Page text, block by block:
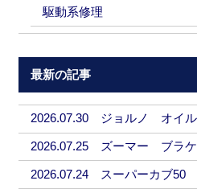
駆動系修理
最新の記事
2026.07.30 ジョルノ オイ
2026.07.25 ズーマー ブラケ
2026.07.24 スーパーカブ50